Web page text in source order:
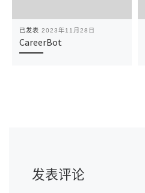
已发表 2023年11月28日
CareerBot
发表评论